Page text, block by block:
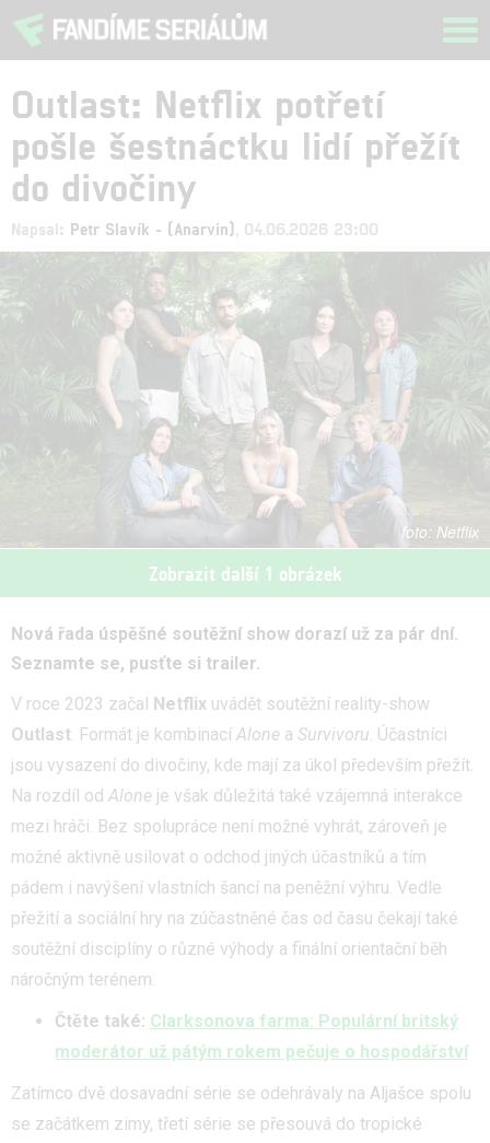
Outlast: Netflix potřetí
pošle šestnáctku lidí přežít
do divočiny
Napsal: Petr Slavík - (Anarvin) , 04.06.2026 23:00
Netflix
Zobrazit další 1 obrázek
Nová řada úspěšné soutěžní show dorazí už za pár dní.
Seznamte se, pusťte si trailer.
V roce 2023 začal
Netflix uvádět soutěžní reality-show
Outlast. Formát je kombinací Alone a Survivoru. Účastníci
jsou vysazení do divočiny, kde mají za úkol především přežít.
Na rozdíl od Alone je však důležitá také vzájemná interakce
mezi hráči. Bez spolupráce není možné vyhrát, zároveň je
možné aktivně usilovat o odchod jiných účastníků a tím
pádem i navýšení vlastních šancí na peněžní výhru. Vedle
přežití a sociální hry na zúčastněné čas od času čekají také
soutěžní disciplíny o různé výhody a finální orientační běh
náročným terénem.
Čtěte také: Clarksonova farma: Populární britský
moderátor už pátým rokem pečuje o hospodářství
Zatímco dvě dosavadní série se odehrávaly na Aljašce spolu
se začátkem zimy, třetí série se přesouvá do tropické